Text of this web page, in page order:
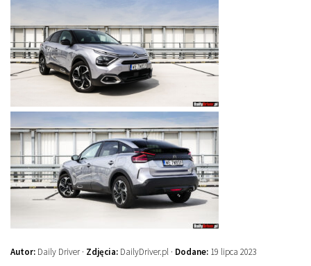
Autor: Daily Driver · Zdjęcia: DailyDriver.pl · Dodane: 19 lipca 2023